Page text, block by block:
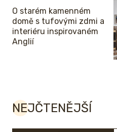
O starém kamenném
domě s tufovými zdmi a
interiéru inspirovaném
Anglií
NEJČTENĚJŠÍ